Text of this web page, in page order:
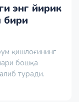
энг йирик
бири
қишлоғининг
бошқа
туради.